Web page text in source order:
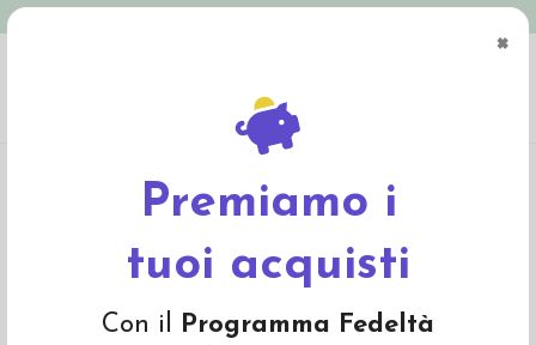
×
Premiamo i
tuoi acquisti
Con il Programma Fedeltà
Panno in feltro di lana- verde chiaro 602